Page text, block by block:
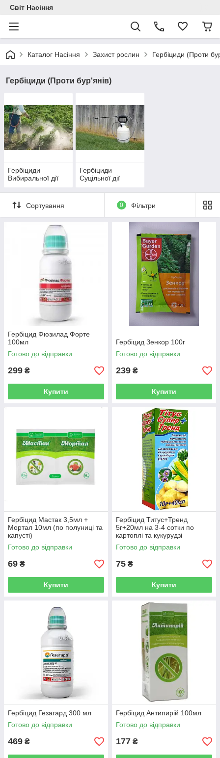
Світ Насіння
Каталог Насіння Захист рослин Гербіциди (Проти
Гербіциди (Проти бур'янів)
Гербіциди
Вибиральної дії
Гербіциди
Суцільної дії
Сортування 0 Фільтри
Гербіцид Фюзилад Форте
100мл
Готово до відправки
299 ₴
Купити
Гербіцид Зенкор 100г
Готово до відправки
239 ₴
Купити
Гербіцид Мастак 3,5мл +
Мортал 10мл (по полуниці та
капусті)
Готово до відправки
69 ₴
Купити
Гербіцид Титус+Тренд
5г+20мл на 3-4 сотки по
картоплі та кукурудзі
Готово до відправки
75 ₴
Купити
Гербіцид Гезагард 300 мл
Готово до відправки
469 ₴
Гербіцид Антипирій 100мл
Готово до відправки
177 ₴